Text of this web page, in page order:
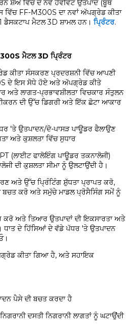
ਸ਼ੋਅ ਵਿੱਚ ਦੋ ਨਵੇਂ ਹੈਵੀਵੇਟ ਉਤਪਾਦ (ਬੂਥ
ਵਿੱਚ FF-M300S ਦਾ ਨਵਾਂ ਅੱਪਗ੍ਰੇਡ ਕੀਤਾ
ਮੈਟਲ 3D ਸ਼ਾਮਲ ਹਨ। ਪ੍ਰਿੰਟਰ.
ਮੈਟਲ 3D ਪ੍ਰਿੰਟਰ
ਕੀਤਾ ਸੰਸਕਰਣ ਪ੍ਰਦਰਸ਼ਨੀ ਵਿੱਚ ਆਪਣੀ
ਦੇ ਇਸ ਸੋਧੇ ਹੋਏ ਅਤੇ ਅੱਪਗ੍ਰੇਡ ਕੀਤੇ
ਅਤੇ ਲਾਗਤ-ਪ੍ਰਭਾਵਸ਼ੀਲਤਾ ਵਿਚਕਾਰ ਸੰਤੁਲਨ
ਦੀ ਉੱਚ ਡਿਗਰੀ ਅਤੇ ਇੱਕ ਛੋਟਾ ਆਕਾਰ
'ਤੇ ਉਤਪਾਦਨ/ਦੋ-ਪਾਸੜ ਪਾਊਡਰ ਫੈਲਾਉਣ
ਅਤੇ ਕੁਸ਼ਲਤਾ ਵਿੱਚ ਸੁਧਾਰ
(ਲਾਈਟ ਫਾਲੋਇੰਗ ਪਾਊਡਰ ਤਕਨਾਲੋਜੀ)
ਦੀ ਕੁਸ਼ਲਤਾ ਸੀਮਾ ਨੂੰ ਉਲਟਾਉਂਦੀ ਹੈ।
ਅਤੇ ਉੱਚ ਪ੍ਰਿੰਟਿੰਗ ਸ਼ੁੱਧਤਾ ਪ੍ਰਾਪਤ ਕਰੋ,
ਬਚਤ ਕਰੋ ਅਤੇ ਸਮੁੱਚੇ ਮਾਡਲ ਪ੍ਰੋਸੈਸਿੰਗ ਸਮੇਂ ਨੂੰ
ਕਰੋ ਅਤੇ ਤਿਆਰ ਉਤਪਾਦਾਂ ਦੀ ਇਕਸਾਰਤਾ ਅਤੇ
ਧਾਤ ਦੇ ਹਿੱਸਿਆਂ ਦੇ ਵੱਡੇ ਪੱਧਰ 'ਤੇ ਉਤਪਾਦਨ
ਕੀਤਾ ਗਿਆ ਹੈ, ਅਤੇ ਸਹਾਇਕ
ਪੈਸੇ ਦੀ ਬਚਤ ਕਰਦਾ ਹੈ
ਦਸਤੀ ਨਿਗਰਾਨੀ ਲਾਗਤਾਂ ਨੂੰ ਘਟਾਉਂਦੀ